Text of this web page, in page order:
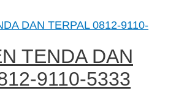
TENDA DAN
9110-5333